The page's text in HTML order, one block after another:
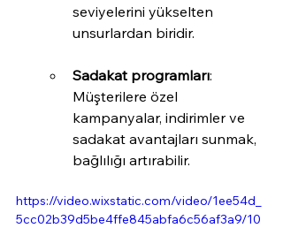
seviyelerini yükselten
unsurlardan biridir.
Sadakat programları:
Müşterilere özel
kampanyalar, indirimler ve
sadakat avantajları sunmak,
bağlılığı artırabilir.
https://video.wixstatic.com/video/1ee54d_
5cc02b39d5be4ffe845abfa6c56af3a9/10